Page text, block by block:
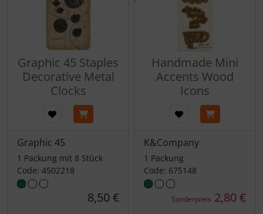
Graphic 45 Staples
Decorative Metal
Clocks
Graphic 45
1 Packung mit 8 Stück
Code: 4502218
8,50 €
Handmade Mini
Accents Wood
Icons
K&Company
1 Packung
Code: 675148
Sonderpreis 2,80 €